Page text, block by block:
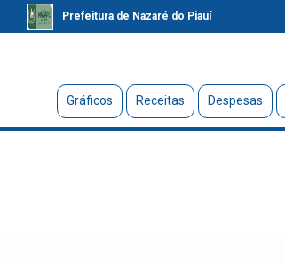
Prefeitura de Nazaré do Piauí
Gráficos Receitas Despesas